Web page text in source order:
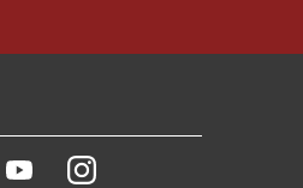
YoutubeInstagram